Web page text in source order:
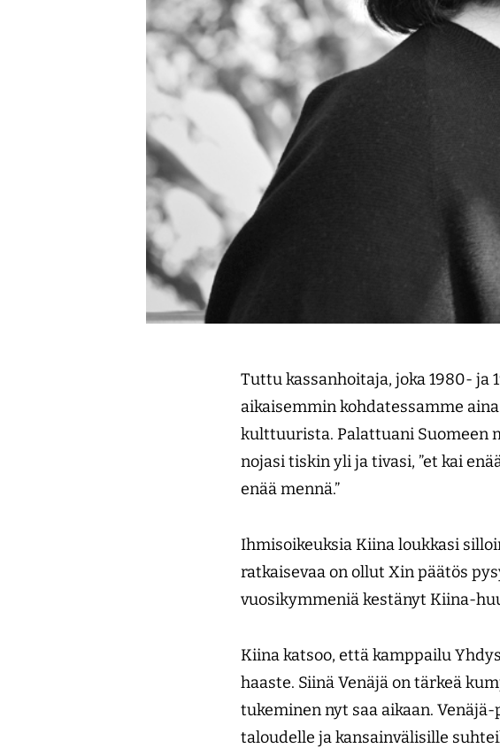
Tuttu kassanhoitaja, joka 1980-
aikaisemmin kohdatessamme
kulttuurista. Palattuani Suomeen
nojasi tiskin yli ja tivasi, ”et kai
enää mennä.”
Ihmisoikeuksia Kiina loukkasi
ratkaisevaa on ollut Xin päätös
vuosikymmeniä kestänyt Kiina-
Kiina katsoo, että kamppailu
haaste. Siinä Venäjä on tärkeä
tukeminen nyt saa aikaan.
taloudelle ja kansainvälisille